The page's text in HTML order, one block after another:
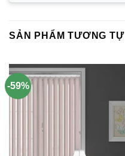
SẢN PHẨM TƯƠNG TỰ
-59%